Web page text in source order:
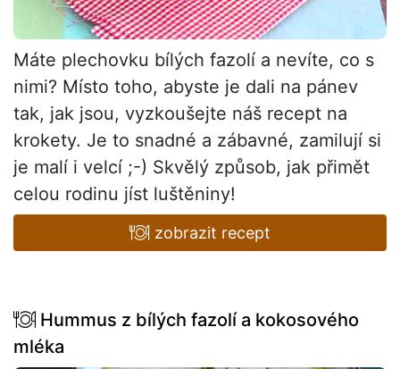
Máte plechovku bílých fazolí a nevíte, co s
nimi? Místo toho, abyste je dali na pánev
tak, jak jsou, vyzkoušejte náš recept na
krokety. Je to snadné a zábavné, zamilují si
je malí i velcí ;-) Skvělý způsob, jak přimět
celou rodinu jíst luštěniny!
zobrazit recept
Hummus z bílých fazolí a kokosového
mléka